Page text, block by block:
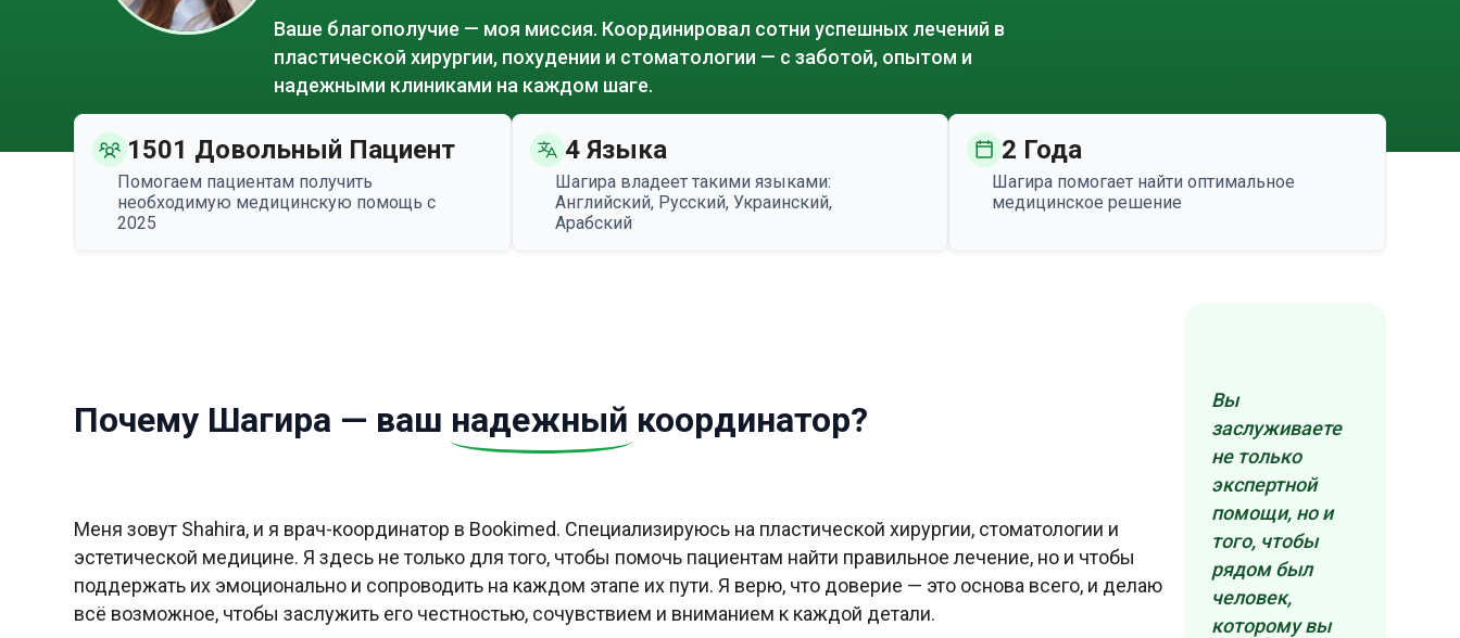
Ваше благополучие — моя миссия. Координировал сотни успешных лечений в
пластической хирургии, похудении и стоматологии — с заботой, опытом и
надежными клиниками на каждом шаге.
1501 Довольный Пациент
Помогаем пациентам получить
необходимую медицинскую помощь с
2025
4 Языка
Шагира владеет такими языками:
Английский, Русский, Украинский,
Арабский
2 Года
Шагира помогает найти оптимальное
медицинское решение
Почему Шагира — ваш надежный координатор?
Меня зовут Shahira, и я врач-координатор в Bookimed. Специализируюсь на пластической хирургии, стоматологии и
эстетической медицине. Я здесь не только для того, чтобы помочь пациентам найти правильное лечение, но и чтобы
поддержать их эмоционально и сопроводить на каждом этапе их пути. Я верю, что доверие — это основа всего, и делаю
всё возможное, чтобы заслужить его честностью, сочувствием и вниманием к каждой детали.
Вы
заслуживаете
не только
экспертной
помощи, но и
того, чтобы
рядом был
человек,
которому вы